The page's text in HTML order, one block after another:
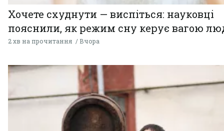
Хочете схуднути — виспіться: науковці
пояснили, як режим сну керує вагою
2 хв на прочитання Вчора